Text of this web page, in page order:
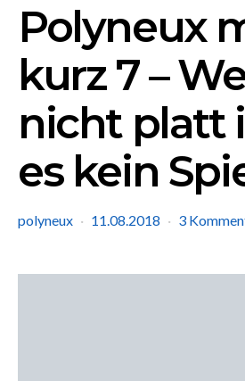
Polyneux
kurz 7 –
nicht platt
es kein
polyneux 11.08.2018 3